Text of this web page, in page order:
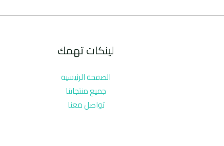
لينكات تهمك
الصفحة الرئيسية
جميع منتجاتنا
تواصل معنا